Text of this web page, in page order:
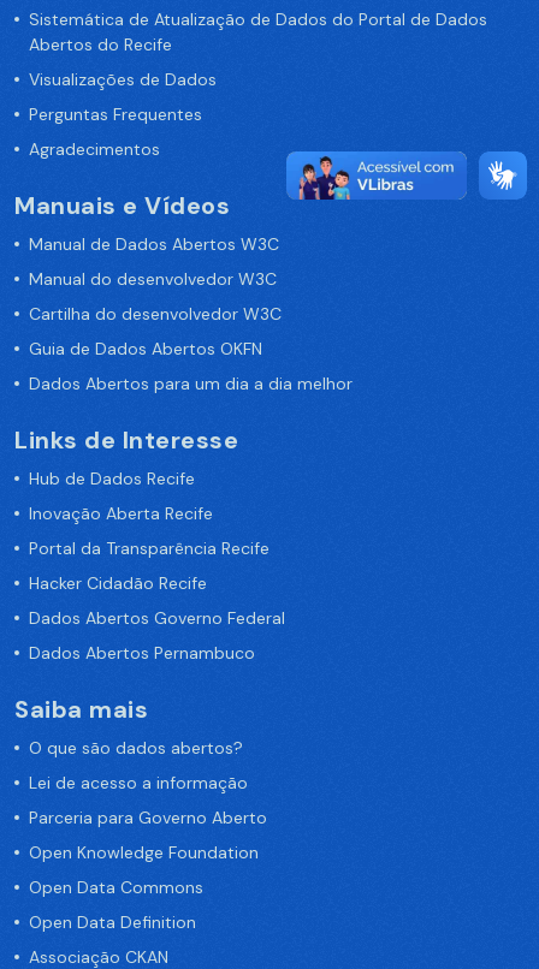
Sistemática de Atualização de Dados do Portal de Dados
Abertos do Recife
Visualizações de Dados
Perguntas Frequentes
Agradecimentos
Manuais e Vídeos
Manual de Dados Abertos W3C
Manual do desenvolvedor W3C
Cartilha do desenvolvedor W3C
Guia de Dados Abertos OKFN
Dados Abertos para um dia a dia melhor
Links de Interesse
Hub de Dados Recife
Inovação Aberta Recife
Portal da Transparência Recife
Hacker Cidadão Recife
Dados Abertos Governo Federal
Dados Abertos Pernambuco
Saiba mais
O que são dados abertos?
Lei de acesso a informação
Parceria para Governo Aberto
Open Knowledge Foundation
Open Data Commons
Open Data Definition
Associação CKAN